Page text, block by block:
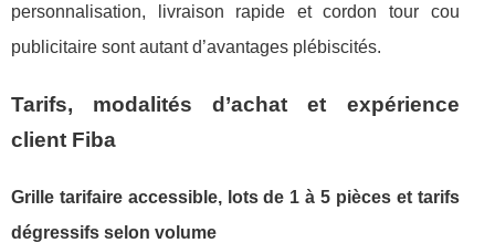
personnalisation, livraison rapide et cordon tour cou
publicitaire sont autant d’avantages plébiscités.
Tarifs, modalités d’achat et expérience
client Fiba
Grille tarifaire accessible, lots de 1 à 5 pièces et tarifs
dégressifs selon volume